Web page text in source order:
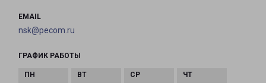
EMAIL
nsk@pecom.ru
ГРАФИК РАБОТЫ